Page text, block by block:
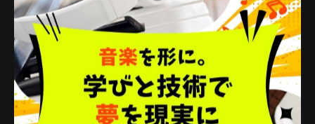
声も多く、作業効率化の有力な選択肢です。
ウルトラワイドから24インチまで
DTM画面構成の極意